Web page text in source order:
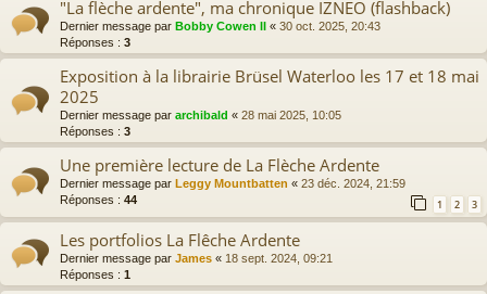
"La flèche ardente", ma chronique IZNEO (flashback)
Dernier message par Bobby Cowen II « 30 oct. 2025, 20:43
Réponses : 3
Exposition à la librairie Brüsel Waterloo les 17 et 18 mai
2025
Dernier message par archibald « 28 mai 2025, 10:05
Réponses : 3
Une première lecture de La Flèche Ardente
Dernier message par Leggy Mountbatten « 23 déc. 2024, 21:59
Réponses : 44 1 2 3
Les portfolios La Flêche Ardente
Dernier message par James « 18 sept. 2024, 09:21
Réponses : 1